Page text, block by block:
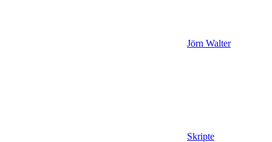
Jörn Walter
Skripte